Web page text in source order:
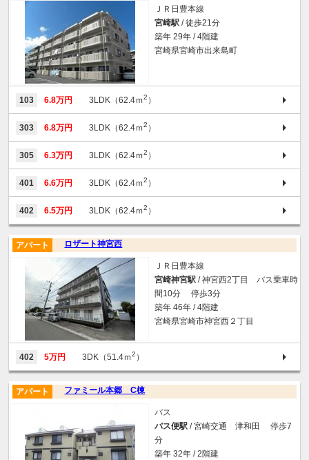
ＪＲ日豊本線
宮崎駅 / 徒歩21分
築年 29年 / 4階建
宮崎県宮崎市出来島町
103 6.8万円 3LDK（62.4ｍ2 ）
303 6.8万円 3LDK（62.4ｍ2 ）
305 6.3万円 3LDK（62.4ｍ2 ）
401 6.6万円 3LDK（62.4ｍ2 ）
402 6.5万円 3LDK（62.4ｍ2 ）
ロザート神宮西
アパート
ＪＲ日豊本線
宮崎神宮駅 / 神宮西2丁目 バス乗車時
間10分 停歩3分
築年 46年 / 4階建
宮崎県宮崎市神宮西２丁目
402 5万円 3DK（51.4ｍ2 ）
ファミール本郷 C棟
アパート
バス
バス便駅 / 宮崎交通 津和田 停歩7
分
築年 32年 / 2階建